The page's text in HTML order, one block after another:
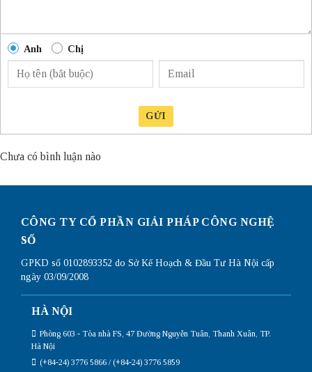
Anh Chị
GỬI
Chưa có bình luận nào
CÔNG TY CỔ PHẦN GIẢI PHÁP CÔNG NGHỆ
SỐ
GPKD số 0102893352 do Sở Kế Hoạch & Đầu Tư Hà Nội cấp
ngày 03/09/2008
HÀ NỘI
Phòng 603 - Tòa nhà FS, 47 Đường Nguyễn Tuân, Thanh Xuân, TP.
Hà Nội
(+84-24) 3776 5866 / (+84-24) 3776 5859